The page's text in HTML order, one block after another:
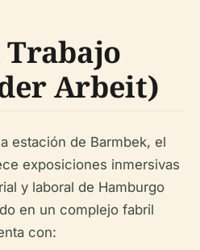
Trabajo
Arbeit)
estación de Barmbek, el
exposiciones inmersivas
y laboral de Hamburgo
en un complejo fabril
con: